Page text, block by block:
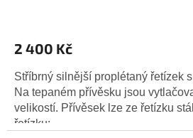
2 400 Kč
Stříbrný silnější proplétaný řetízek
Na tepaném přívěsku jsou
velikostí. Přívěsek lze ze řetízku
řetízku:...